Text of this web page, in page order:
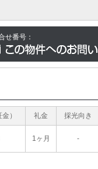
せ番号：
） 礼金 採光向き
1ヶ月 -